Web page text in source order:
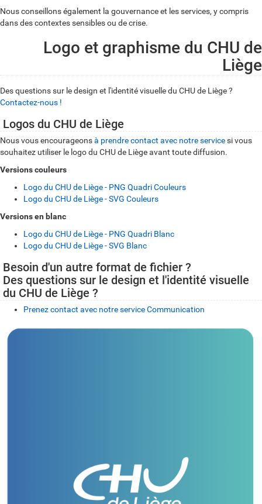
Nous conseillons également la gouvernance et les services, y compris
dans des contextes sensibles ou de crise.
Logo et graphisme du CHU de
Liège
Des questions sur le design et l'identité visuelle du CHU de Liège ?
Contactez-nous !
Logos du CHU de Liège
Nous vous encourageonsà prendre contact avec notre servicesi vous
souhaitez utiliser le logo du CHU de Liège avant toute diffusion.
Versions couleurs
Logo du CHU de Liège - PNG Quadri Couleurs
Logo du CHU de Liège - SVG Couleurs
Versions en blanc
Logo du CHU de Liège - PNG Quadri Blanc
Logo du CHU de Liège - SVG Blanc
Besoin d'un autre format de fichier ?
Des questions sur le design et l'identité visuelle
du CHU de Liège ?
Prenez contact avec notre service Communication